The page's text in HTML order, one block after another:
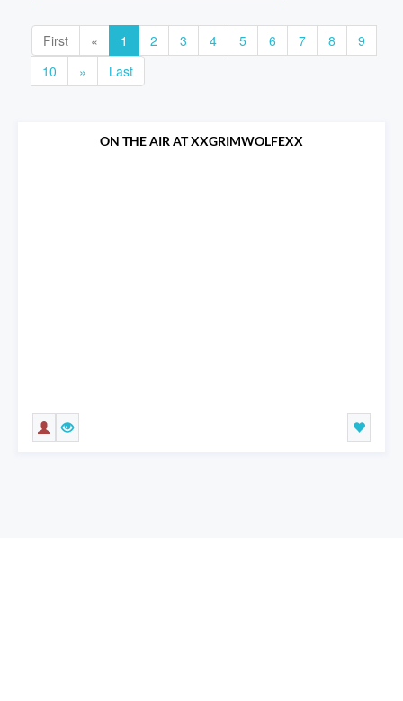
First « 1 2 3 4 5 6 7 8
9
10
» Last
ON THE AIR AT XXGRIMWOLFEXX